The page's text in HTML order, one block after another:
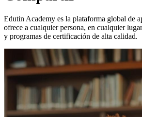
Edutin Academy es la plataforma global de
ofrece a cualquier persona, en cualquier
y programas de certificación de alta calidad.